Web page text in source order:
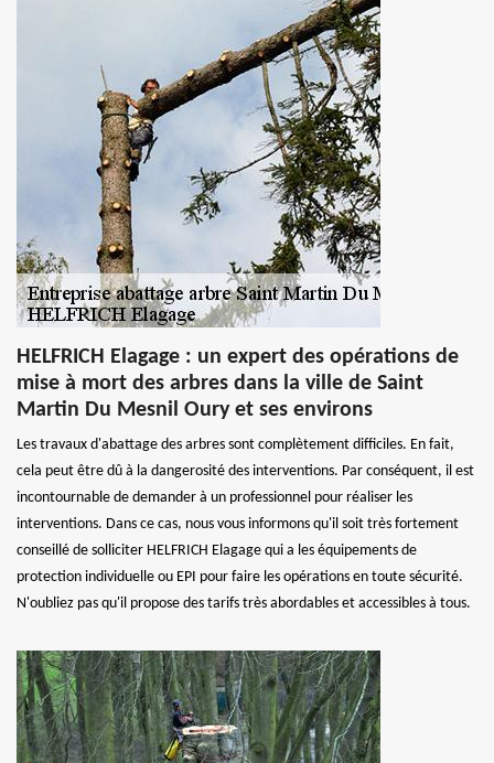
HELFRICH Elagage : un expert des opérations de
mise à mort des arbres dans la ville de Saint
Martin Du Mesnil Oury et ses environs
Les travaux d'abattage des arbres sont complètement difficiles. En fait,
cela peut être dû à la dangerosité des interventions. Par conséquent, il est
incontournable de demander à un professionnel pour réaliser les
interventions. Dans ce cas, nous vous informons qu'il soit très fortement
conseillé de solliciter HELFRICH Elagage qui a les équipements de
protection individuelle ou EPI pour faire les opérations en toute sécurité.
N'oubliez pas qu'il propose des tarifs très abordables et accessibles à tous.